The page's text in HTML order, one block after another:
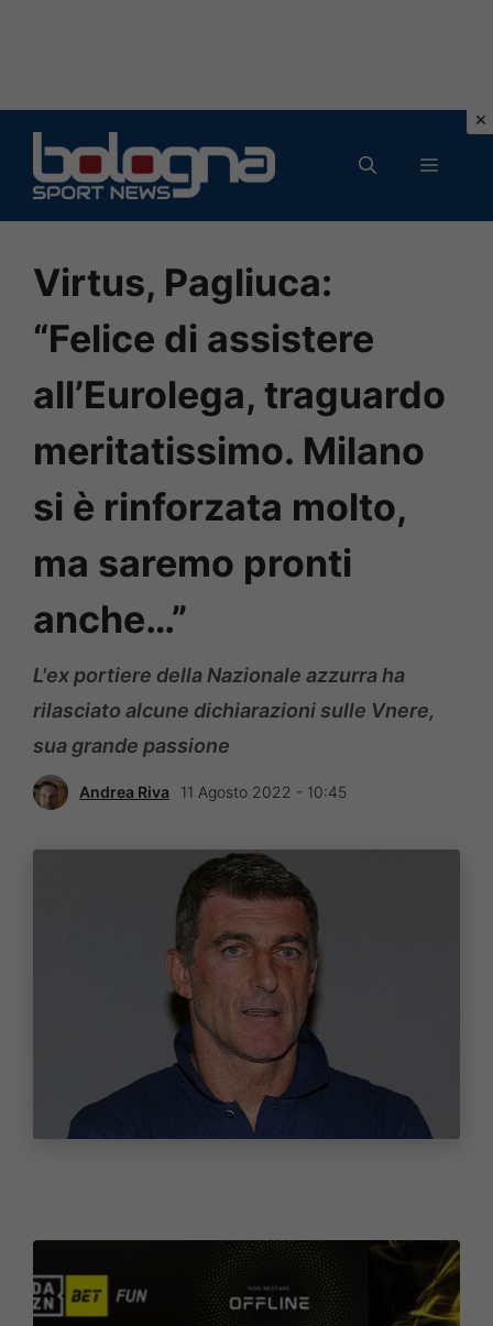
contenuto
MENU
Virtus, Pagliuca:
“Felice di assistere
all’Eurolega, traguardo
meritatissimo. Milano
si è rinforzata molto,
ma saremo pronti
anche…”
L'ex portiere della Nazionale azzurra ha
rilasciato alcune dichiarazioni sulle Vnere,
sua grande passione
Andrea Riva 11 Agosto 2022 - 10:45